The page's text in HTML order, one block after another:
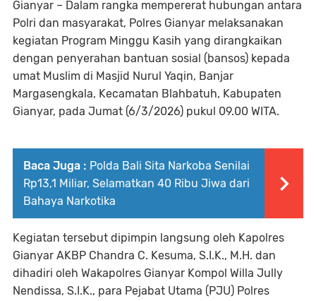
Gianyar – Dalam rangka mempererat hubungan antara
Polri dan masyarakat, Polres Gianyar melaksanakan
kegiatan Program Minggu Kasih yang dirangkaikan
dengan penyerahan bantuan sosial (bansos) kepada
umat Muslim di Masjid Nurul Yaqin, Banjar
Margasengkala, Kecamatan Blahbatuh, Kabupaten
Gianyar, pada Jumat (6/3/2026) pukul 09.00 WITA.
Baca Juga : Polda Bali Sita Narkoba Senilai
Rp13,1 Miliar, Selamatkan 40 Ribu Jiwa dari
Bahaya Narkotika
Kegiatan tersebut dipimpin langsung oleh Kapolres
Gianyar AKBP Chandra C. Kesuma, S.I.K., M.H. dan
dihadiri oleh Wakapolres Gianyar Kompol Willa Jully
Nendissa, S.I.K., para Pejabat Utama (PJU) Polres